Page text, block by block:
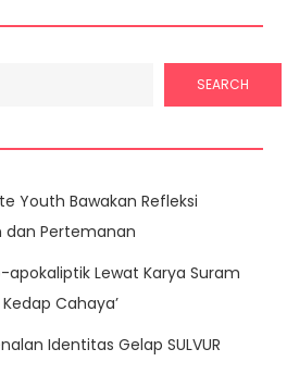
SEARCH
Youth Bawakan Refleksi
dan Pertemanan
apokaliptik Lewat Karya Suram
Cahaya’
Identitas Gelap SULVUR